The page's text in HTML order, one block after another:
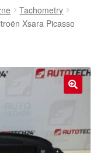
Tachometry
Xsara Picasso